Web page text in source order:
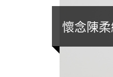
2026首爾
懷念陳
馬丁．索
《臺灣漫
【巷子裡
文學社會
Damn
2026台北
臺灣作
2025金